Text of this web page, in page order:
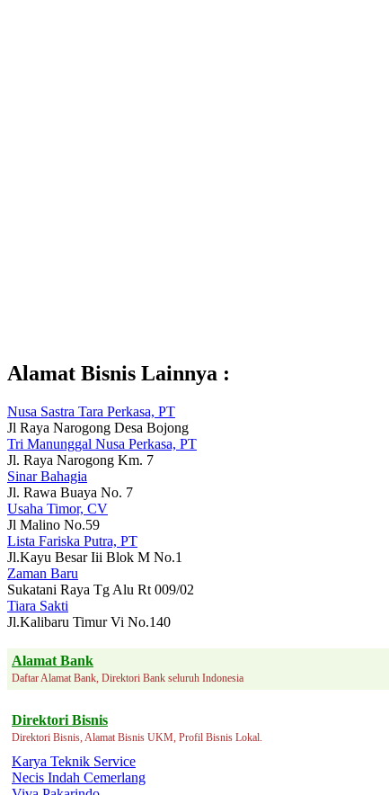
Alamat Bisnis Lainnya :
Nusa Sastra Tara Perkasa, PT
Jl Raya Narogong Desa Bojong
Tri Manunggal Nusa Perkasa, PT
Jl. Raya Narogong Km. 7
Sinar Bahagia
Jl. Rawa Buaya No. 7
Usaha Timor, CV
Jl Malino No.59
Lista Fariska Putra, PT
Jl.Kayu Besar Iii Blok M No.1
Zaman Baru
Sukatani Raya Tg Alu Rt 009/02
Tiara Sakti
Jl.Kalibaru Timur Vi No.140
Alamat Bank
Daftar Alamat Bank, Direktori Bank seluruh Indonesia
Direktori Bisnis
Direktori Bisnis, Alamat Bisnis UKM, Profil Bisnis Lokal.
Karya Teknik Service
Necis Indah Cemerlang